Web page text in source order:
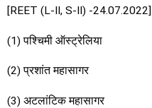
[REET (L-II, S-II) -24.07.2022]
(1) पश्चिमी ऑस्ट्रेलिया
(2) प्रशांत महासागर
(3) अटलांटिक महासागर